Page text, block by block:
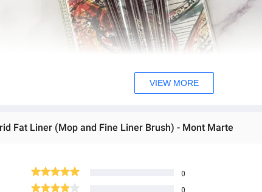
VIEW MORE
Fat Liner (Mop and Fine Liner Brush) - Mont Marte
0
0